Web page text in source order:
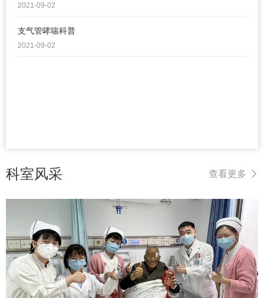
2021-09-02
2021-09-02
支气管哮喘科普
查看更多
科室风采